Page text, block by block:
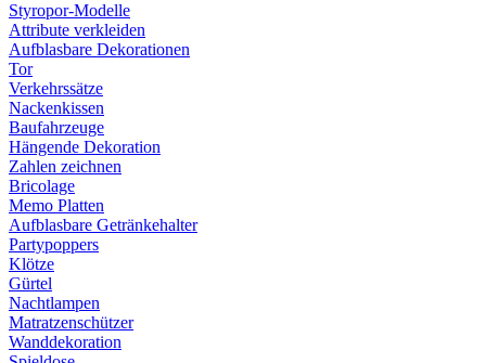
Styropor-Modelle
Attribute verkleiden
Aufblasbare Dekorationen
Tor
Verkehrssätze
Nackenkissen
Baufahrzeuge
Hängende Dekoration
Zahlen zeichnen
Bricolage
Memo Platten
Aufblasbare Getränkehalter
Partypoppers
Klötze
Gürtel
Nachtlampen
Matratzenschützer
Wanddekoration